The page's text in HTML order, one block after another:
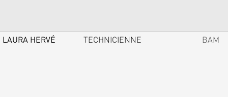
LAURA HERVÉ TECHNICIENNE BAM